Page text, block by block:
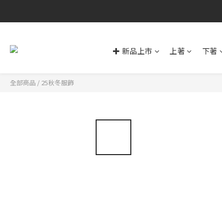
✚ 新品上市 上著 下著
全部商品 / 25秋冬服飾